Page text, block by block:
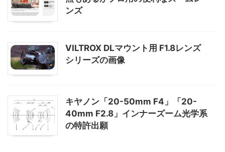
ンズ
VILTROX DLマウント用 F1.8レンズ
シリーズの画像
キヤノン「20-50mm F4」「20-
40mm F2.8」インナーズーム光学系
の特許出願